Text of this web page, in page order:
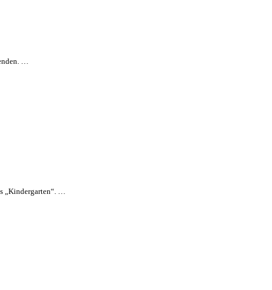
…
„Kindergarten“. …